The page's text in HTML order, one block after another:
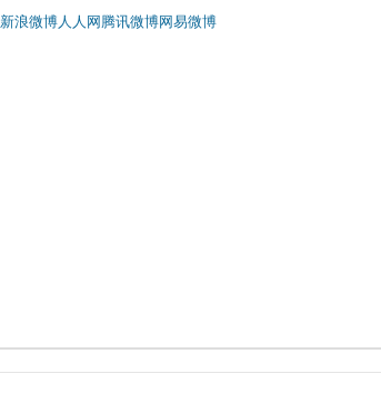
新浪微博人人网 腾讯微博网易微博